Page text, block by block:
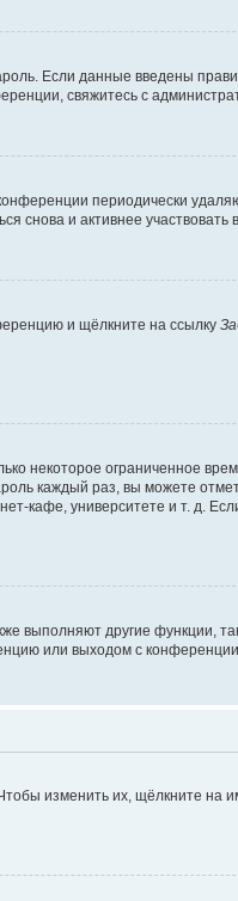
Если данные введены
свяжитесь с
периодически
и активнее участвовать в
и щёлкните на ссылку
некоторое ограниченное
каждый раз, вы можете
кафе, университете и т. д.
выполняют другие функции,
или выходом с
изменить их, щёлкните на